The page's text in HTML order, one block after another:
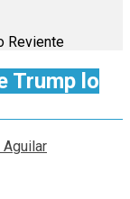
Reviente
Trump lo